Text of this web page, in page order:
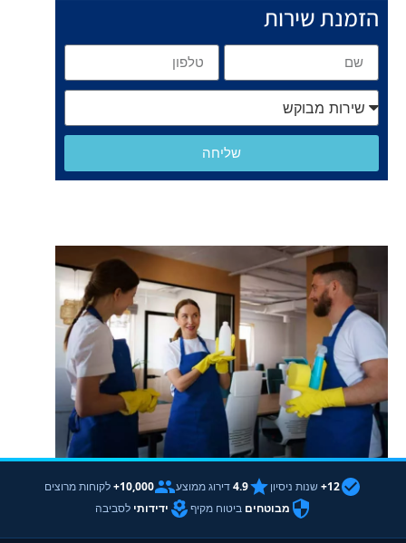
הזמנת שירות
שליחה
12+ שנות ניסיון 4.9דירוג ממוצע 10,000+
לקוחות מרוצים
מבוטחים ביטוח מקיף ידידותי לסביבה